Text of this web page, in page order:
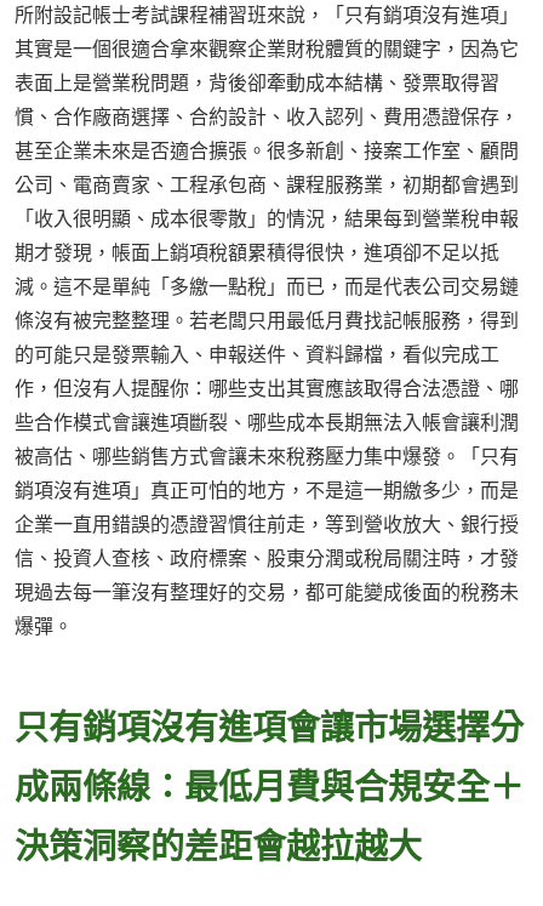
所附設記帳士考試課程補習班來說，「只有銷項沒有進項」
其實是一個很適合拿來觀察企業財稅體質的關鍵字，因為它
表面上是營業稅問題，背後卻牽動成本結構、發票取得習
慣、合作廠商選擇、合約設計、收入認列、費用憑證保存，
甚至企業未來是否適合擴張。很多新創、接案工作室、顧問
公司、電商賣家、工程承包商、課程服務業，初期都會遇到
「收入很明顯、成本很零散」的情況，結果每到營業稅申報
期才發現，帳面上銷項稅額累積得很快，進項卻不足以抵
減。這不是單純「多繳一點稅」而已，而是代表公司交易鏈
條沒有被完整整理。若老闆只用最低月費找記帳服務，得到
的可能只是發票輸入、申報送件、資料歸檔，看似完成工
作，但沒有人提醒你：哪些支出其實應該取得合法憑證、哪
些合作模式會讓進項斷裂、哪些成本長期無法入帳會讓利潤
被高估、哪些銷售方式會讓未來稅務壓力集中爆發。「只有
銷項沒有進項」真正可怕的地方，不是這一期繳多少，而是
企業一直用錯誤的憑證習慣往前走，等到營收放大、銀行授
信、投資人查核、政府標案、股東分潤或稅局關注時，才發
現過去每一筆沒有整理好的交易，都可能變成後面的稅務未
爆彈。
只有銷項沒有進項會讓市場選擇分
成兩條線：最低月費與合規安全＋
決策洞察的差距會越拉越大